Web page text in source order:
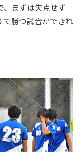
、まずは失点せず
で勝つ試合ができれ